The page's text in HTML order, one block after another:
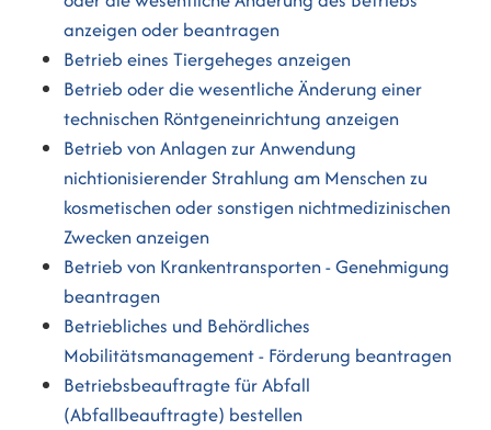
anzeigen oder beantragen
Betrieb eines Tiergeheges anzeigen
Betrieb oder die wesentliche Änderung einer
technischen Röntgeneinrichtung anzeigen
Betrieb von Anlagen zur Anwendung
nichtionisierender Strahlung am Menschen zu
kosmetischen oder sonstigen nichtmedizinischen
Zwecken anzeigen
Betrieb von Krankentransporten - Genehmigung
beantragen
Betriebliches und Behördliches
Mobilitätsmanagement - Förderung beantragen
Betriebsbeauftragte für Abfall
(Abfallbeauftragte) bestellen